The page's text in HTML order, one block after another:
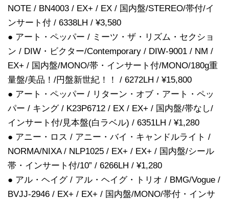
NOTE / BN4003 / EX+ / EX / 国内盤/STEREO/帯付/イ
ンサート付 / 6338LH / ¥3,580
● アート・ペッパー / ミーツ・ザ・リズム・セクショ
ン / DIW・ビクター/Contemporary / DIW-9001 / NM /
EX+ / 国内盤/MONO/帯・インサート付/MONO/180g重
量盤/美品！/円盤新世紀！！ / 6272LH / ¥15,800
● アート・ペッパー / リターン・オブ・アート・ペッ
パー / キング / K23P6712 / EX / EX+ / 国内盤/帯なし/
インサート付/見本盤(白ラベル) / 6351LH / ¥1,280
● アニー・ロス / アニー・バイ・キャンドルライト /
NORMA/NIXA / NLP1025 / EX+ / EX+ / 国内盤/シール
帯・インサート付/10” / 6266LH / ¥1,280
● アル・ヘイグ / アル・ヘイグ・トリオ / BMG/Vogue /
BVJJ-2946 / EX+ / EX+ / 国内盤/MONO/帯付・インサ